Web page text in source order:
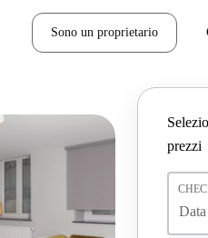
Sono un proprietario
prezzi